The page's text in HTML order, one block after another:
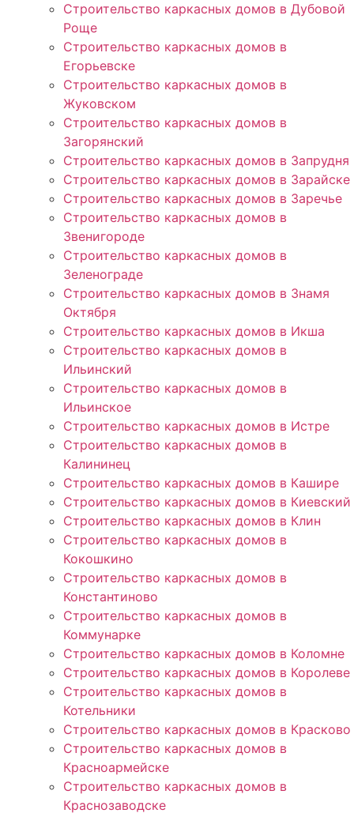
Строительство каркасных домов в Дубовой
Роще
Строительство каркасных домов в
Егорьевске
Строительство каркасных домов в
Жуковском
Строительство каркасных домов в
Загорянский
Строительство каркасных домов в Запрудня
Строительство каркасных домов в Зарайске
Строительство каркасных домов в Заречье
Строительство каркасных домов в
Звенигороде
Строительство каркасных домов в
Зеленограде
Строительство каркасных домов в Знамя
Октября
Строительство каркасных домов в Икша
Строительство каркасных домов в
Ильинский
Строительство каркасных домов в
Ильинское
Строительство каркасных домов в Истре
Строительство каркасных домов в
Калининец
Строительство каркасных домов в Кашире
Строительство каркасных домов в Киевский
Строительство каркасных домов в Клин
Строительство каркасных домов в
Кокошкино
Строительство каркасных домов в
Константиново
Строительство каркасных домов в
Коммунарке
Строительство каркасных домов в Коломне
Строительство каркасных домов в Королеве
Строительство каркасных домов в
Котельники
Строительство каркасных домов в Красково
Строительство каркасных домов в
Красноармейске
Строительство каркасных домов в
Краснозаводске